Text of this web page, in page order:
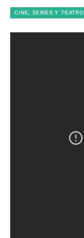
CINE, SERIES Y TEATRO